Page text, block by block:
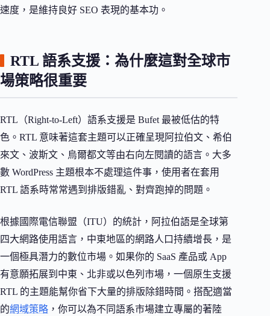
速度，是維持良好 SEO 表現的基本功。
RTL 語系支援：為什麼這對全球市
場策略很重要
RTL（Right-to-Left）語系支援是 Bufet 最被低估的特
色。RTL 意味著這套主題可以正確呈現阿拉伯文、希伯
來文、波斯文、烏爾都文等由右向左閱讀的語言。大多
數 WordPress 主題根本不處理這件事，使用者在套用
RTL 語系時常常遇到排版錯亂、對齊跑掉的問題。
根據國際電信聯盟（ITU）的統計，阿拉伯語是全球第
四大網路使用語言，中東地區的網路人口持續增長，是
一個極具潛力的數位市場。如果你的 SaaS 產品或 App
有意願拓展到中東、北非或以色列市場，一個原生支援
RTL 的主題能幫你省下大量的排版除錯時間。搭配適當
的網域策略 ，你可以為不同語系市場建立專屬的著陸